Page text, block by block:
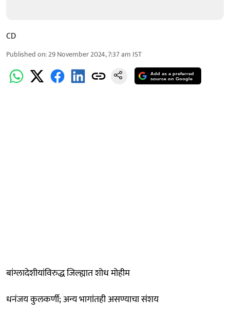
CD
Published on:29 November 2024, 7:37 am IST
Add as a preferred
source on Google
बांग्लादेशीयांविरुद्ध जिल्ह्यात शोध मोहीम
धनंजय कुलकर्णी; अन्य भागांतही असण्याचा संशय